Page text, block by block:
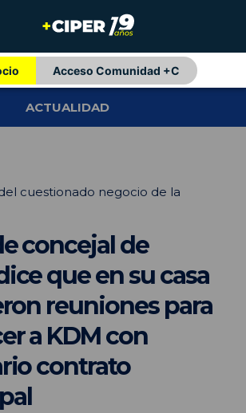
Acceso Comunidad +C
ACTUALIDAD
cuestionado negocio de la
concejal de
que en su casa
reuniones para
a KDM con
contrato